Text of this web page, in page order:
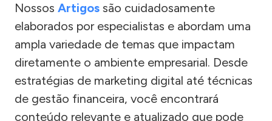
Nossos Artigos são cuidadosamente
elaborados por especialistas e abordam uma
ampla variedade de temas que impactam
diretamente o ambiente empresarial. Desde
estratégias de marketing digital até técnicas
de gestão financeira, você encontrará
conteúdo relevante e atualizado que pode